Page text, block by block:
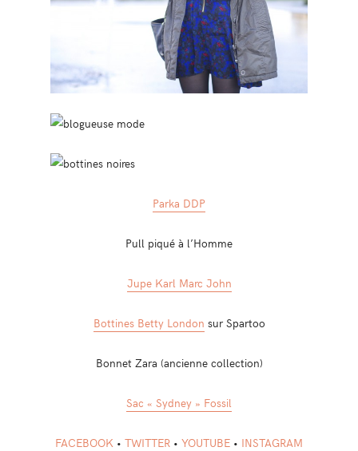
Parka DDP
Pull piqué à l’Homme
Jupe Karl Marc John
Bottines Betty London sur Spartoo
Bonnet Zara (ancienne collection)
Sac « Sydney » Fossil
FACEBOOK • TWITTER • YOUTUBE • INSTAGRAM